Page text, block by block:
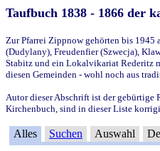
Taufbuch 1838 - 1866 der
Zur Pfarrei Zippnow gehörten bis 1945
(Dudylany), Freudenfier (Szwecja),
Stabitz und ein Lokalvikariat Rederitz
diesen Gemeinden - wohl noch aus
Autor dieser Abschrift ist der gebürtige
Kirchenbuch, sind in dieser Liste
Alles Suchen Auswahl